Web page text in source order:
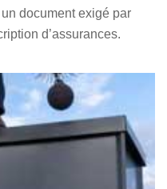
document exigé par
d’assurances.